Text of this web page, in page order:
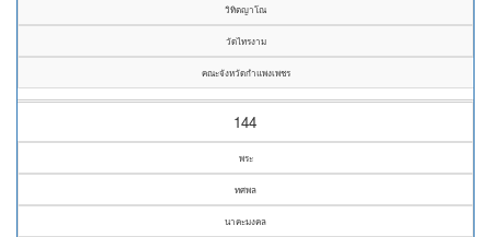
วิทิตญาโณ
วัดไทรงาม
คณะจังหวัดกำแพงเพชร
144
พระ
ทศพล
นาคะมงคล